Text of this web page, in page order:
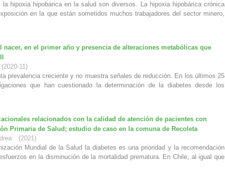
la hipoxia hipobárica en la salud son diversos. La hipoxia hipobárica crónica
en la que están sometidos muchos trabajadores del sector minero,
nacer, en el primer año y presencia de alteraciones metabólicas que
(2020-11)
prevalencia creciente y no muestra señales de reducción. En los últimos 25
que han cuestionado la determinación de la diabetes desde los
relacionados con la calidad de atención de pacientes con
Primaria de Salud; estudio de caso en la comuna de Recoleta
(2021)
Mundial de la Salud la diabetes es una prioridad y la recomendación
en la disminución de la mortalidad prematura. En Chile, al igual que